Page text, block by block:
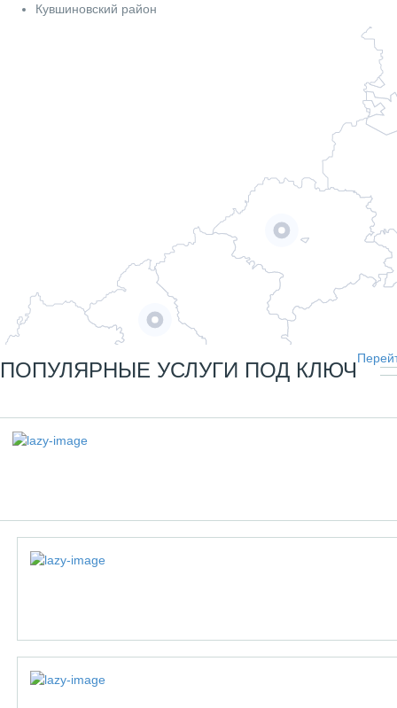
Кувшиновский район
ПОПУЛЯРНЫЕ УСЛУГИ ПОД КЛЮЧ